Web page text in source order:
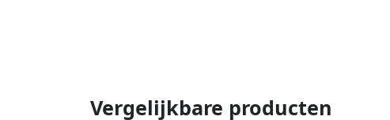
Vergelijkbare producten